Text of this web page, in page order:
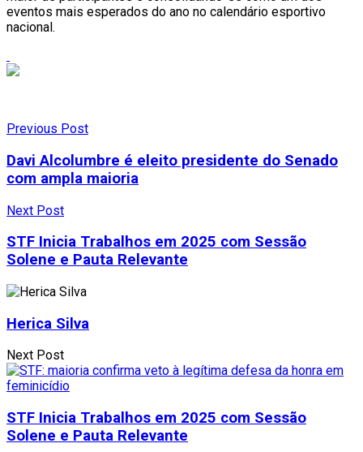
eventos mais esperados do ano no calendário esportivo
nacional.
Previous Post
Davi Alcolumbre é eleito presidente do Senado
com ampla maioria
Next Post
STF Inicia Trabalhos em 2025 com Sessão
Solene e Pauta Relevante
Herica Silva
Next Post
STF Inicia Trabalhos em 2025 com Sessão
Solene e Pauta Relevante